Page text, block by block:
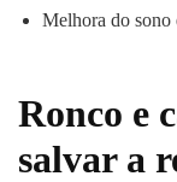
Melhora do sono
Ronco e
salvar a